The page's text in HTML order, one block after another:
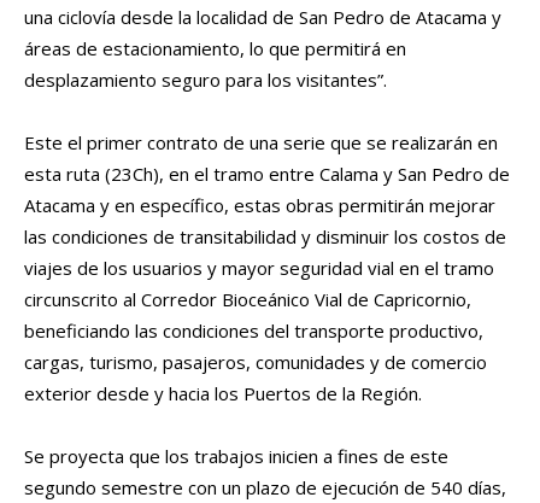
una ciclovía desde la localidad de San Pedro de Atacama y
áreas de estacionamiento, lo que permitirá en
desplazamiento seguro para los visitantes”.
Este el primer contrato de una serie que se realizarán en
esta ruta (23Ch), en el tramo entre Calama y San Pedro de
Atacama y en específico, estas obras permitirán mejorar
las condiciones de transitabilidad y disminuir los costos de
viajes de los usuarios y mayor seguridad vial en el tramo
circunscrito al Corredor Bioceánico Vial de Capricornio,
beneficiando las condiciones del transporte productivo,
cargas, turismo, pasajeros, comunidades y de comercio
exterior desde y hacia los Puertos de la Región.
Se proyecta que los trabajos inicien a fines de este
segundo semestre con un plazo de ejecución de 540 días,